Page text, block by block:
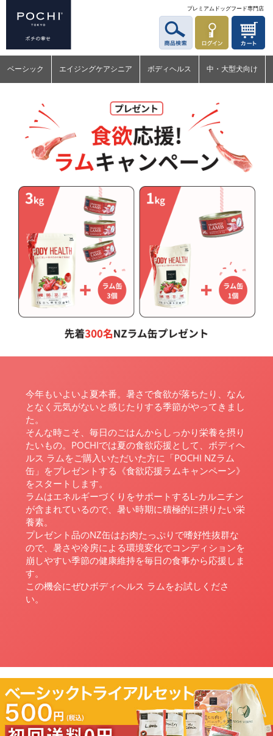
プレミアムドッグフード専門店
ベーシック エイジングケアシニア ボディヘルス 中・大型犬向け
今年もいよいよ夏本番。暑さで食欲が落ちたり、なん
となく元気がないと感じたりする季節がやってきまし
た。
そんな時こそ、毎日のごはんからしっかり栄養を摂り
たいもの。POCHIでは夏の食欲応援として、ボディヘ
ルス ラムをご購入いただいた方に「POCHI NZラム
缶」をプレゼントする《食欲応援ラムキャンペーン》
をスタートします。
ラムはエネルギーづくりをサポートするL-カルニチン
が含まれているので、暑い時期に積極的に摂りたい栄
養素。
プレゼント品のNZ缶はお肉たっぷりで嗜好性抜群な
ので、暑さや冷房による環境変化でコンディションを
崩しやすい季節の健康維持を毎日の食事から応援しま
す。
この機会にぜひボディヘルス ラムをお試しくださ
い。